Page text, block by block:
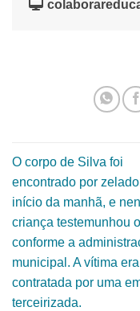
O corpo de Silva foi
encontrado por
início da manhã, e
criança testemunhou
conforme a
municipal. A vítima era
contratada por uma
terceirizada.